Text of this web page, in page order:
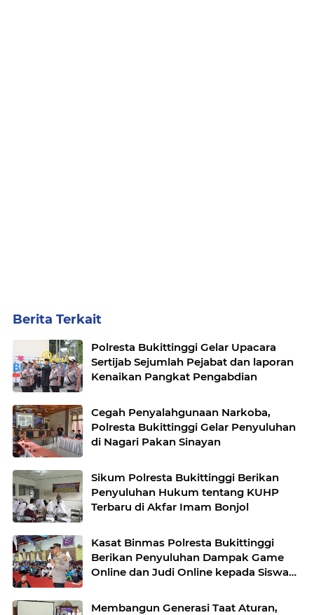
Berita Terkait
Polresta Bukittinggi Gelar Upacara
Sertijab Sejumlah Pejabat dan laporan
Kenaikan Pangkat Pengabdian
Cegah Penyalahgunaan Narkoba,
Polresta Bukittinggi Gelar Penyuluhan
di Nagari Pakan Sinayan
Sikum Polresta Bukittinggi Berikan
Penyuluhan Hukum tentang KUHP
Terbaru di Akfar Imam Bonjol
Kasat Binmas Polresta Bukittinggi
Berikan Penyuluhan Dampak Game
Online dan Judi Online kepada Siswa
Membangun Generasi Taat Aturan,